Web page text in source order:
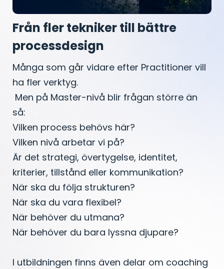
Från fler tekniker till bättre
processdesign
Många som går vidare efter Practitioner vill
ha fler verktyg.
Men på Master-nivå blir frågan större än
så:
Vilken process behövs här?
Vilken nivå arbetar vi på?
Är det strategi, övertygelse, identitet,
kriterier, tillstånd eller kommunikation?
När ska du följa strukturen?
När ska du vara flexibel?
När behöver du utmana?
När behöver du bara lyssna djupare?
I utbildningen finns även delar om coaching